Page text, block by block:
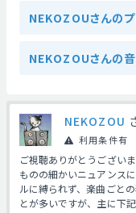
NEKOZOUさんの
NEKOZOUさんの
NEKOZOU
利用条件有
ご視聴ありがとうござい
ものの細かいニュアンス
ルに縛られず、楽曲ごと
とが多いですが、主に下